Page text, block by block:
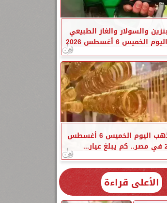
والسولار والغاز الطبيعي
6 أغسطس 2026
أسعار الذهب اليوم الخميس 6 أغسطس
الأعلى قراءة